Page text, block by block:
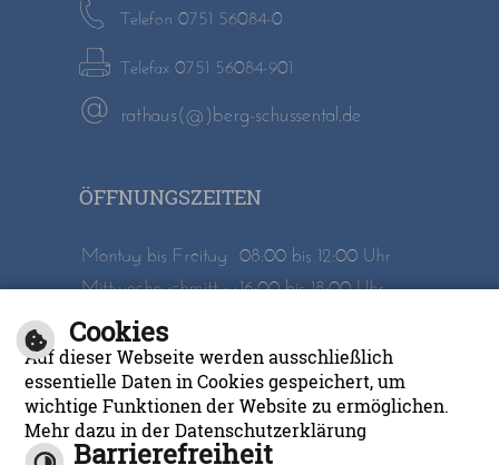
Telefon 0751 56084-0
Telefax 0751 56084-901
rathaus(@)berg-schussental.de
ÖFFNUNGSZEITEN
Montag bis Freitag 08:00 bis 12:00 Uhr
Mittwochnachmittag16:00 bis 18:00 Uhr
Inhalt
Impressum
Datenschutzerklärung
Barrierefreiheit
Cookies
Auf dieser Webseite werden ausschließlich
essentielle Daten in Cookies gespeichert, um
wichtige Funktionen der Website zu ermöglichen.
Mehr dazu in der Datenschutzerklärung
Barrierefreiheit